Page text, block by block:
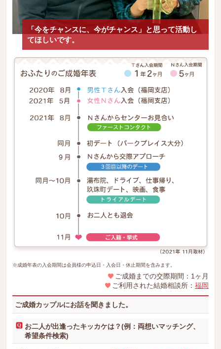
「今をチャンスに、今がチャンス」と思って活動し
てほしいです。
※成婚年表の入会期間は会員様の申込日・入会日・休止期間を含みます。
ご成婚までの交際期間：1ヶ月
ご利用された結婚相談所： 福岡
ご成婚カップルにお話を聞きました。
お二人が出逢ったキッカケは？(例：両想いマッチング、
希望条件検索)